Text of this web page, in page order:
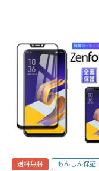
送料無料 あんしん保証